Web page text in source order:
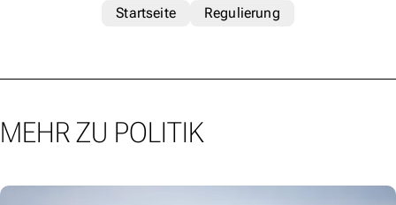
Startseite
Regulierung
MEHR ZU POLITIK